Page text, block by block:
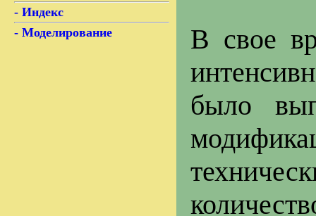
- Индекс
- Моделирование
В свое
было